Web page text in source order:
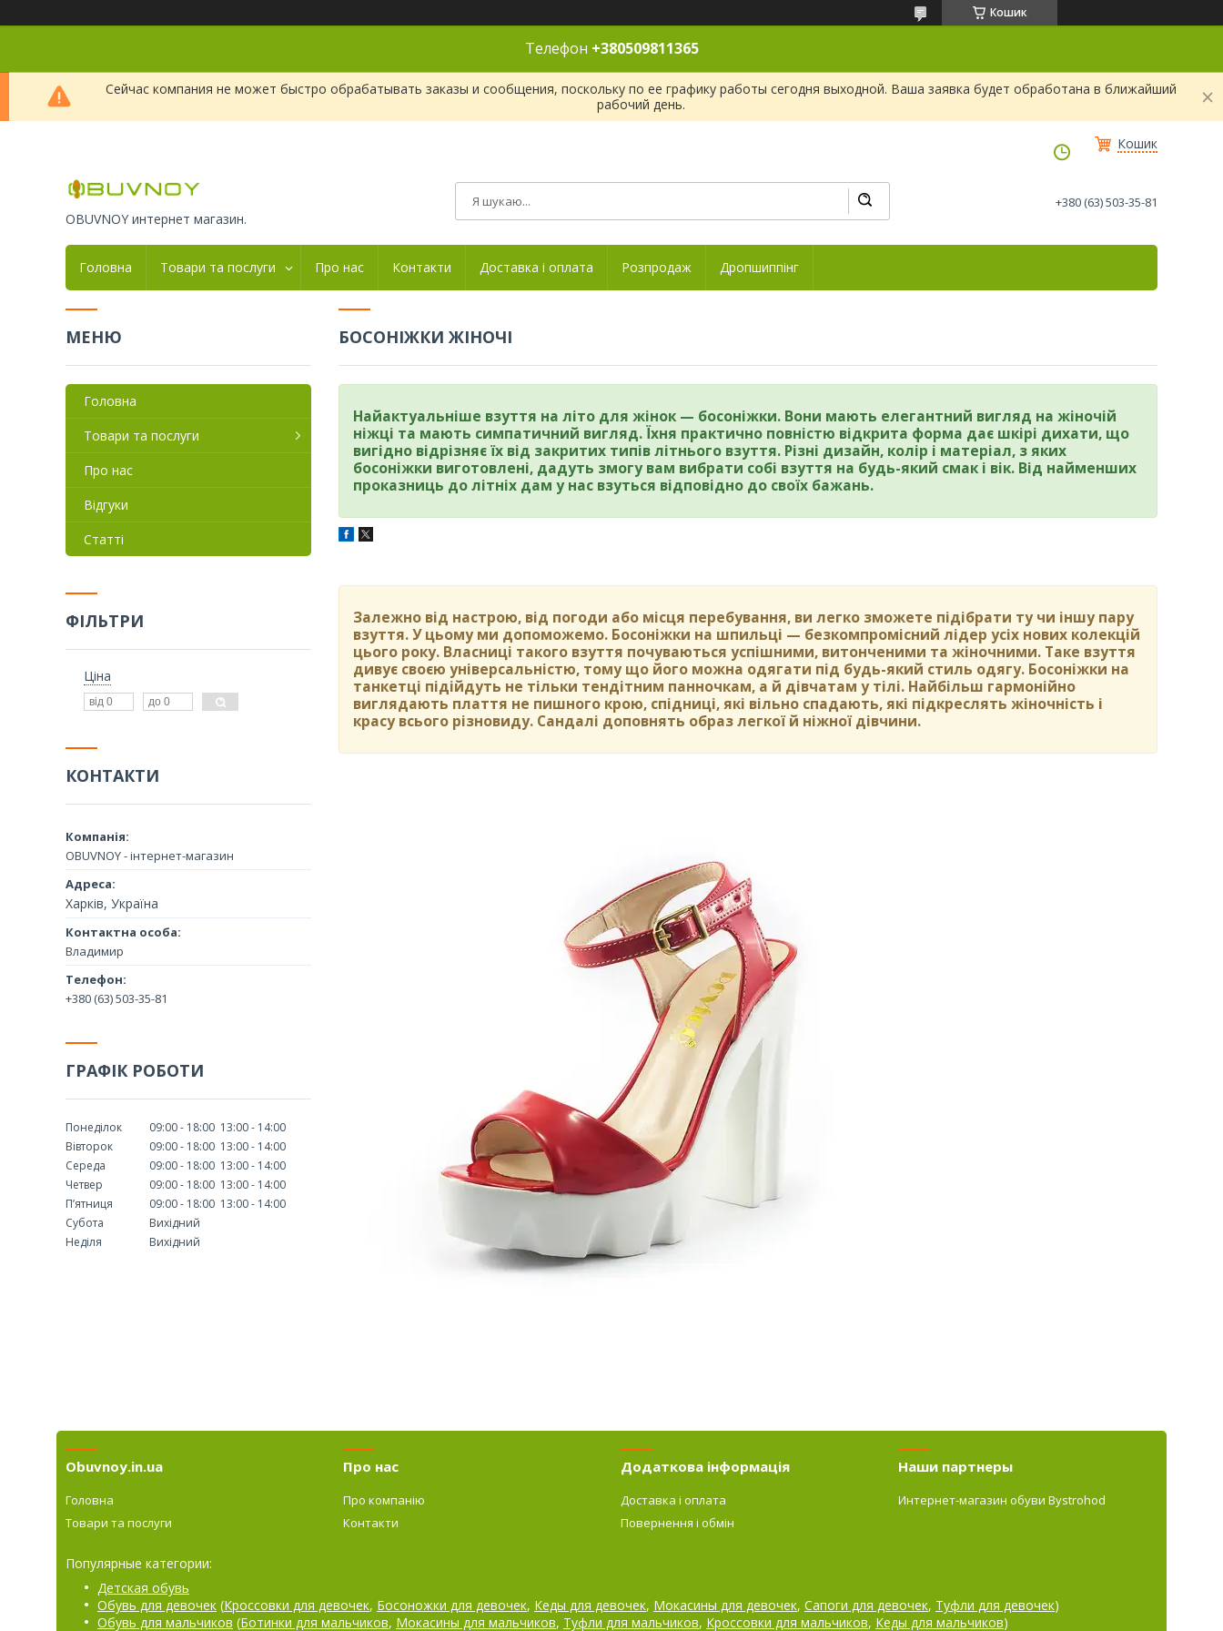
Кошик
Телефон +380509811365
Сейчас компания не может быстро обрабатывать заказы и сообщения, поскольку по ее графику работы сегодня выходной. Ваша заявка будет обработана в ближайший
рабочий день.
Кошик
OBUVNOY интернет магазин.
+380 (63) 503-35-81
Головна Товари та послуги Про нас Контакти Доставка і оплата Розпродаж Дропшиппінг
БОСОНІЖКИ ЖІНОЧІ
Найактуальніше взуття на літо для жінок — босоніжки. Вони мають елегантний вигляд на жіночій
ніжці та мають симпатичний вигляд. Їхня практично повністю відкрита форма дає шкірі дихати, що
вигідно відрізняє їх від закритих типів літнього взуття. Різні дизайн, колір і матеріал, з яких
босоніжки виготовлені, дадуть змогу вам вибрати собі взуття на будь-який смак і вік. Від найменших
проказниць до літніх дам у нас взуться відповідно до своїх бажань.
Залежно від настрою, від погоди або місця перебування, ви легко зможете підібрати ту чи іншу пару
взуття. У цьому ми допоможемо. Босоніжки на шпильці — безкомпромісний лідер усіх нових колекцій
цього року. Власниці такого взуття почуваються успішними, витонченими та жіночними. Таке взуття
дивує своєю універсальністю, тому що його можна одягати під будь-який стиль одягу. Босоніжки на
танкетці підійдуть не тільки тендітним панночкам, а й дівчатам у тілі. Найбільш гармонійно
виглядають плаття не пишного крою, спідниці, які вільно спадають, які підкреслять жіночність і
красу всього різновиду. Сандалі доповнять образ легкої й ніжної дівчини.
Головна
Товари та послуги
Про нас
Відгуки
Статті
ФІЛЬТРИ
Ціна
КОНТАКТИ
OBUVNOY - інтернет-магазин
Харків, Україна
Владимир
+380 (63) 503-35-81
ГРАФІК РОБОТИ
Понеділок 09:00 18:00 13:00
14:00
Вівторок
09:00 18:00 13:00
14:00
Середа
09:00 18:00 13:00
14:00
Четвер
09:00 18:00 13:00
14:00
Пʼятниця
09:00 18:00 13:00
14:00
Субота
Вихідний
Неділя
Вихідний
Obuvnoy.in.ua
Головна
Товари та послуги
Про нас
Про компанію
Контакти
Додаткова інформація
Доставка і оплата
Повернення і обмін
Наши партнеры
Интернет-магазин обуви Bystrohod
Популярные категории:
Детская обувь
Обувь для девочек (Кроссовки для девочек, Босоножки для девочек, Кеды для девочек, Мокасины для девочек, Сапоги для девочек, Туфли для девочек)
Обувь для мальчиков (Ботинки для мальчиков, Мокасины для мальчиков, Туфли для мальчиков, Кроссовки для мальчиков, Кеды для мальчиков)